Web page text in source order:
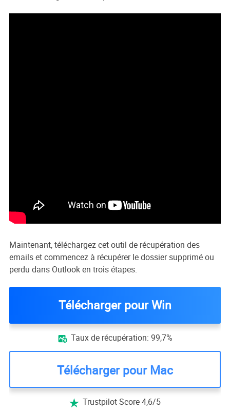
Maintenant, téléchargez cet outil de récupération des
emails et commencez à récupérer le dossier supprimé ou
perdu dans Outlook en trois étapes.
Télécharger pour Win
 Taux de récupération: 99,7%
Télécharger pour Mac
 Trustpilot Score 4,6/5